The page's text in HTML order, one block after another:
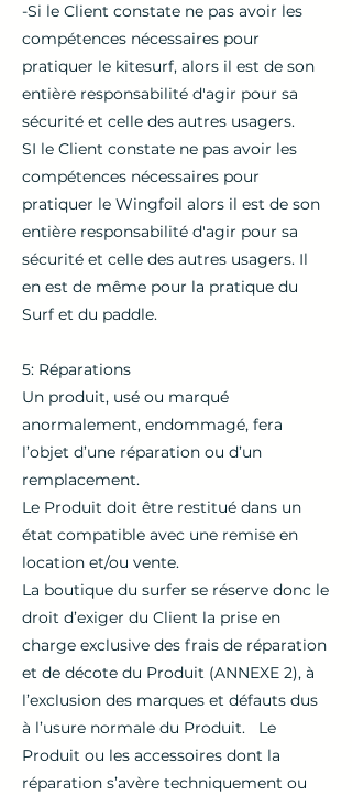
-Si le Client constate ne pas avoir les
compétences nécessaires pour
pratiquer le kitesurf, alors il est de son
entière responsabilité d'agir pour sa
sécurité et celle des autres usagers.
SI le Client constate ne pas avoir les
compétences nécessaires pour
pratiquer le Wingfoil alors il est de son
entière responsabilité d'agir pour sa
sécurité et celle des autres usagers. Il
en est de même pour la pratique du
Surf et du paddle.
5: Réparations
Un produit, usé ou marqué
anormalement, endommagé, fera
l’objet d’une réparation ou d’un
remplacement.
Le Produit doit être restitué dans un
état compatible avec une remise en
location et/ou vente.
La boutique du surfer se réserve donc le
droit d’exiger du Client la prise en
charge exclusive des frais de réparation
et de décote du Produit (ANNEXE 2), à
l’exclusion des marques et défauts dus
à l’usure normale du Produit. Le
Produit ou les accessoires dont la
réparation s’avère techniquement ou